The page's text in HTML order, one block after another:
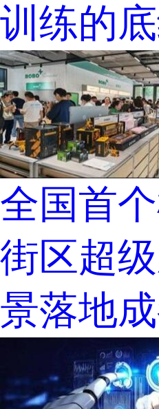
训练的
全国首
街区超
景落地